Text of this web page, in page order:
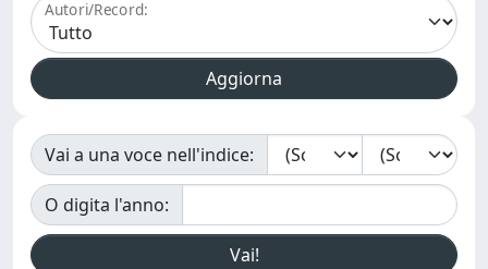
Autori/Record:
Vai a una voce nell'indice:
O digita l'anno: